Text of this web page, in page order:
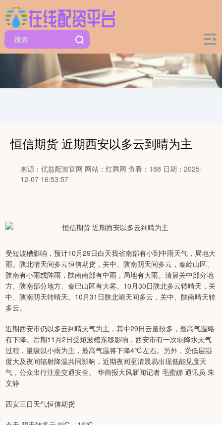
恒信期货 近期西安以多云到晴为主
来源：优益配资官网 网站：红腾网 查看：188 日期：2025-
12-07 16:53:57
受短波槽影响，预计10月29日白天我省南部有小到中雨天气，局地大
雨。陕北晴天间多云恒信期货，关中、陕南阴天间多云，秦岭山区、
陕南有小雨或阵雨，陕南南部有中雨，局地有大雨。清晨关中部分地
方、陕南部分地方、秦巴山区有大雾。10月30日陕北多云转晴天，关
中、陕南阴天转晴天。10月31日陕北晴天间多云，关中、陕南晴天转
多云。
近期西安市仍以多云到晴天气为主，其中29日云量较多，最高气温略
有下降。后期11月2日受短波槽东移影响，西安市有一次弱降水天气
过程，量级以小雨为主，最高气温将下降4℃左右。另外，受低层湿
度大及夜间辐射降温共同影响，近期夜间至清晨易出现低能见度天
气，公众出行注意交通安全。 华商报大风新闻记者 毛蜜娜 通讯员 朱
文静
西安三日天气恒信期货